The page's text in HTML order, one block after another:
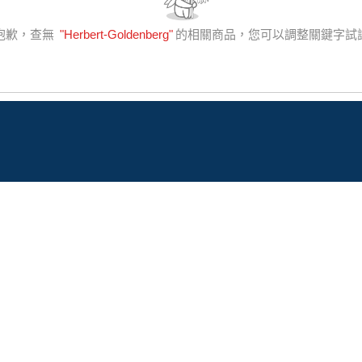
歉，查無 "Herbert-Goldenberg" 的相關商品，您可以調整關鍵字試